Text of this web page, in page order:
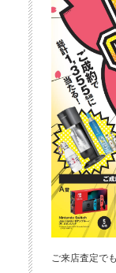
ご来店査定で